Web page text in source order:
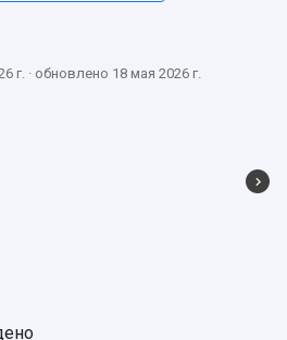
г. · обновлено 18 мая 2026 г.